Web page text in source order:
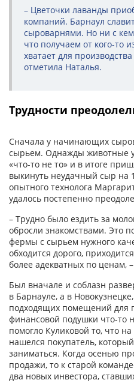
– Цветочки лаванды
компаний. Барнаул
сыроварнями. Но ни с
что получаем от кого-то
хватает для
отметила Наталья.
Трудности
Сначала у начинающих
сырьем. Однажды животные
«что-то не то» и в итоге
выкинуть неудачный сыр
опытного технолога
удалось постепенно
– Трудно было ездить за
обросли знакомствами. Это
фермы с сырьем нужного
обходится дорого,
более адекватных по ценам,
Был вначале и соблазн
в Барнауле, а в
подходящих помещений для
финансовой подушки что-то
помогло Куликовой то, что
нашелся покупатель,
заниматься. Когда осенью
продажи, то к старой
два новых инвестора,